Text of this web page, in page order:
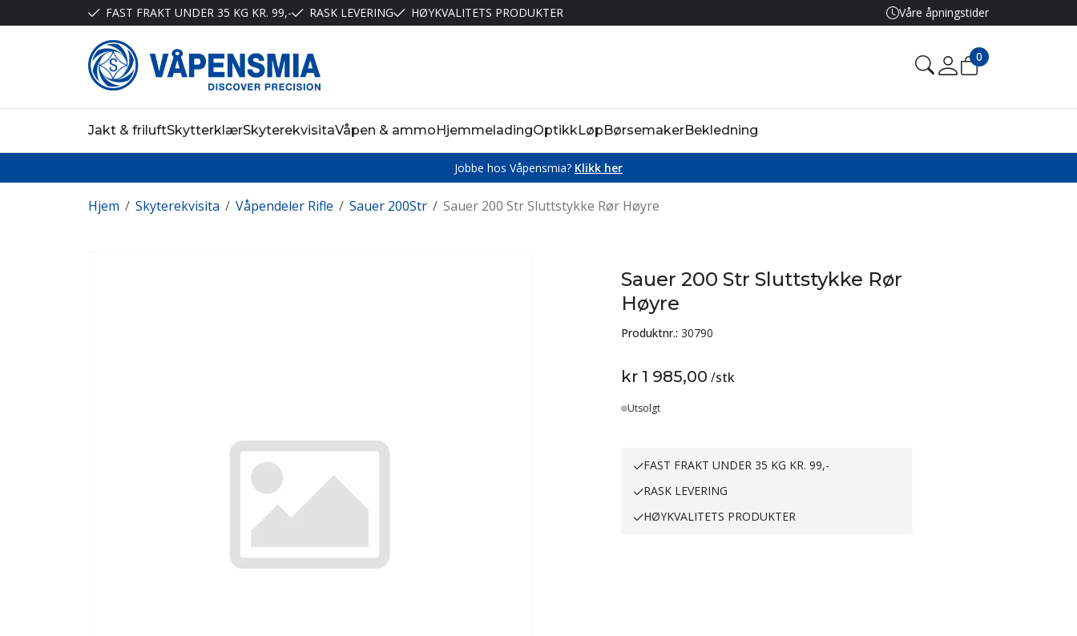
FAST FRAKT UNDER 35 KG KR. 99,- RASK LEVERING HØYKVALITETS PRODUKTER Våre åpningstider
0
Jakt & friluftSkytterklærSkyterekvisitaVåpen & ammoHjemmeladingOptikkLøpBørsemakerBekledning
Jobbe hos Våpensmia? Klikk her
/
Hjem /
Skyterekvisita /
Våpendeler Rifle /
Sauer 200Str Sauer 200 Str Sluttstykke Rør Høyre
Sauer 200 Str Sluttstykke Rør
Høyre
Produktnr.: 30790
kr 1 985,00 /stk
Utsolgt
FAST FRAKT UNDER 35 KG KR. 99,-
RASK LEVERING
HØYKVALITETS PRODUKTER